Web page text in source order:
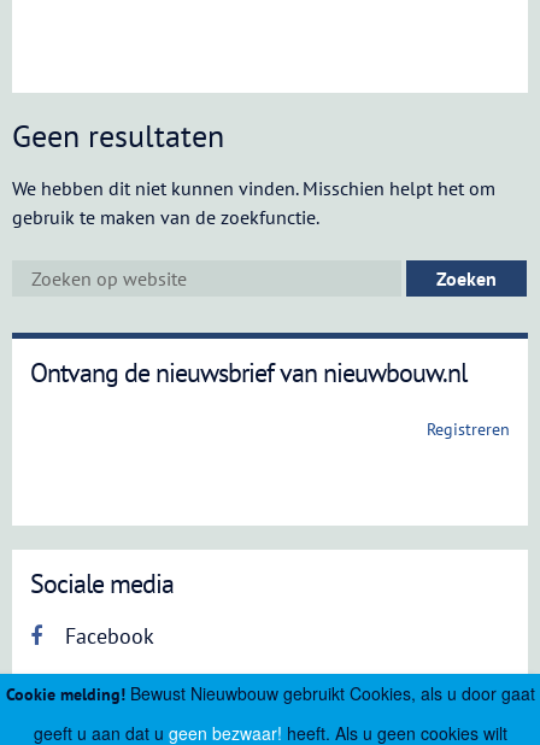
Cookie melding!Bewust Nieuwbouw gebruikt Cookies, als u door gaat
geeft u aan dat u geen bezwaar! heeft. Als u geen cookies wilt
Geen resultaten
We hebben dit niet kunnen vinden. Misschien helpt het om
gebruik te maken van de zoekfunctie.
Ontvang de nieuwsbrief van nieuwbouw.nl
Registreren
Sociale media
Facebook